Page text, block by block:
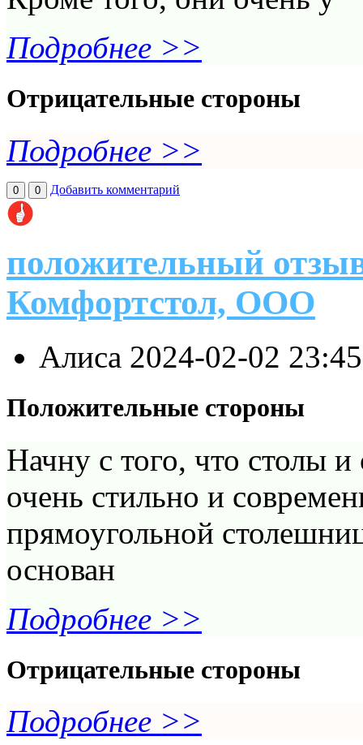
Подробнее >>
Отрицательные стороны
Подробнее >>
0 0 Добавить комментарий
положительный
Комфортстол, ООО
Алиса 2024-02-02
Положительные стороны
Начну с того, что столы
очень стильно и
прямоугольной
основан
Подробнее >>
Отрицательные стороны
Подробнее >>